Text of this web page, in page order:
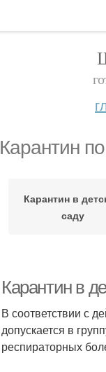
Карантин
Карантин в
саду
Карантин в
В соответствии с
допускается в
респираторных